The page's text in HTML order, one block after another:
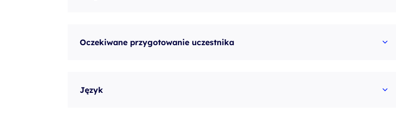
Oczekiwane przygotowanie uczestnika
Język